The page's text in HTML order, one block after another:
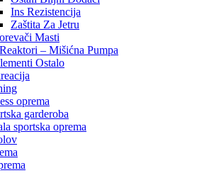
Ins Rezistencija
Zaštita Za Jetru
Masti
– Mišićna Pumpa
Ostalo
oprema
garderoba
sportska oprema